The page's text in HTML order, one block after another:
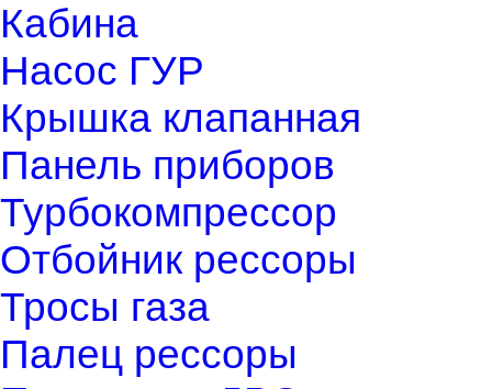
Кабина
Насос ГУР
Крышка клапанная
Панель приборов
Турбокомпрессор
Отбойник рессоры
Тросы газа
Палец рессоры